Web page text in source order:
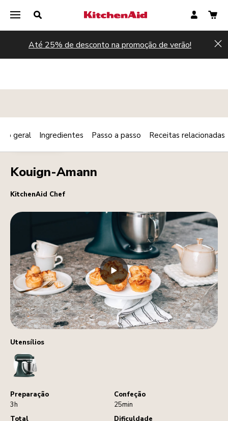
Até 25% de desconto na promoção de verão!
Utensílios
StandMixer
Preparação
3h
Confeção
25min
Total
Dificuldade
SOBREMESAS Print
Kouign-Amann
KitchenAid Chef
geral Ingredientes Passo a passo Receitas relacionadas